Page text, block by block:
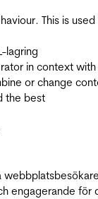
This is
lagring
in context with
or change
the best
engagerande för